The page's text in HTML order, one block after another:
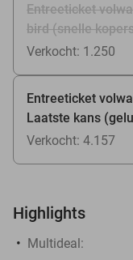
Entreeticket
bird (snelle
Verkocht: 1.250
Entreeticket
Laatste kans
Verkocht: 4.157
Highlights
Multideal: